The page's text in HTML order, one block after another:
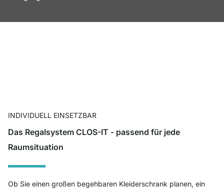
INDIVIDUELL EINSETZBAR
Das Regalsystem CLOS-IT - passend für jede
Raumsituation
Ob Sie einen großen begehbaren Kleiderschrank planen, ein